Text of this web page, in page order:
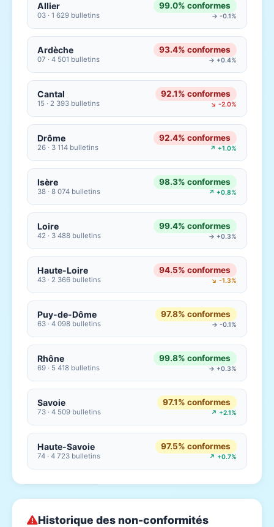
Allier
03 · 1 629 bulletins
99.0% conformes
→ -0.1%
Ardèche
07 · 4 501 bulletins
93.4% conformes
→ +0.4%
Cantal
15 · 2 393 bulletins
92.1% conformes
↘ -2.0%
Drôme
26 · 3 114 bulletins
92.4% conformes
↗ +1.0%
Isère
38 · 8 074 bulletins
98.3% conformes
↗ +0.8%
Loire
42 · 3 488 bulletins
99.4% conformes
→ +0.3%
Haute-Loire
43 · 2 366 bulletins
94.5% conformes
↘ -1.3%
Puy-de-Dôme
63 · 4 098 bulletins
97.8% conformes
→ -0.1%
Rhône
69 · 5 418 bulletins
99.8% conformes
→ +0.3%
Savoie
73 · 4 509 bulletins
97.1% conformes
↗ +2.1%
Haute-Savoie
74 · 4 723 bulletins
97.5% conformes
↗ +0.7%
Historique des non-conformités